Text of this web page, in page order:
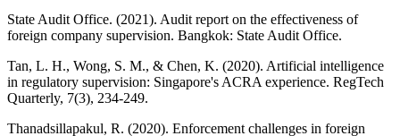
State Audit Office. (2021). Audit report on the effectiveness of
foreign company supervision. Bangkok: State Audit Office.
Tan, L. H., Wong, S. M., & Chen, K. (2020). Artificial intelligence
in regulatory supervision: Singapore's ACRA experience. RegTech
Quarterly, 7(3), 234-249.
Thanadsillapakul, R. (2020). Enforcement challenges in foreign